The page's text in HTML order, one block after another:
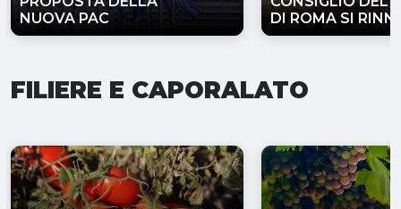
NUOVA PAC
DI ROMA SI
FILIERE E CAPORALATO